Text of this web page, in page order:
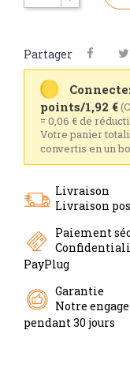
Partager
points/1,92 €
= 0,06 € de
Votre panier
convertis en un
Livraison
Livraison
Paiement
PayPlug
Garantie
Notre
pendant 30 jours